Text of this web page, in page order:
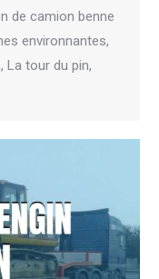
de camion benne
environnantes,
La tour du pin,